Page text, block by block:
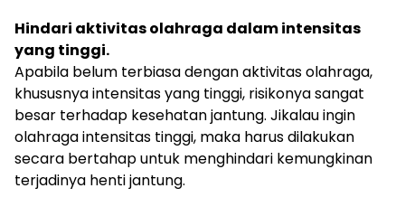
Hindari aktivitas olahraga dalam intensitas
yang tinggi.
Apabila belum terbiasa dengan aktivitas olahraga,
khususnya intensitas yang tinggi, risikonya sangat
besar terhadap kesehatan jantung. Jikalau ingin
olahraga intensitas tinggi, maka harus dilakukan
secara bertahap untuk menghindari kemungkinan
terjadinya henti jantung.